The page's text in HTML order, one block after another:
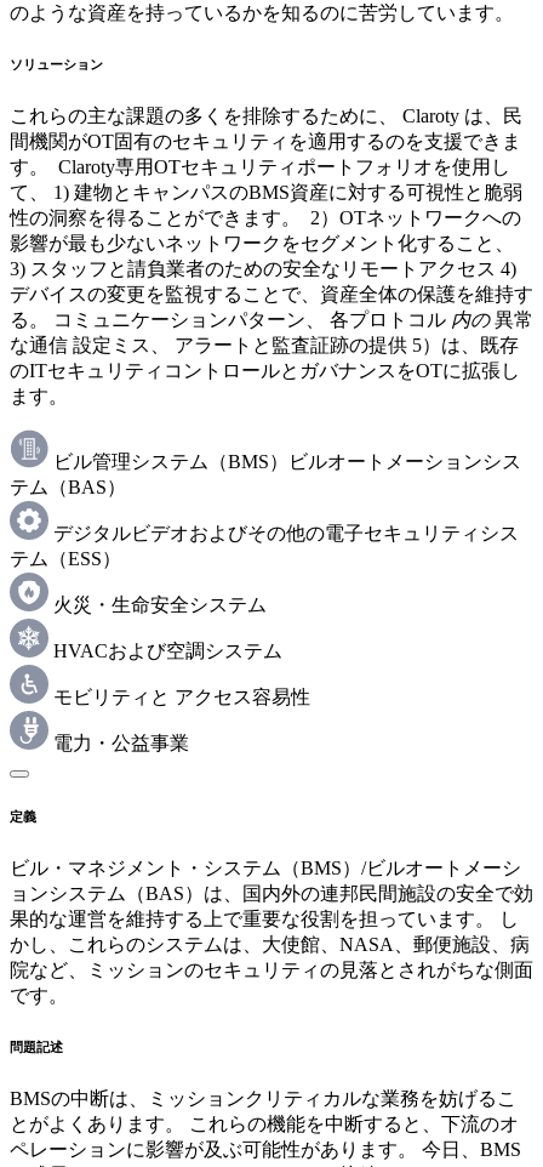
のような資産を持っているかを知るのに苦労しています。
ソリューション
これらの主な課題の多くを排除するために、 Claroty は、民
間機関がOT固有のセキュリティを適用するのを支援できま
す。 Claroty専用OTセキュリティポートフォリオを使用し
て、 1) 建物とキャンパスのBMS資産に対する可視性と脆弱
性の洞察を得ることができます。 2）OTネットワークへの
影響が最も少ないネットワークをセグメント化すること、
3) スタッフと請負業者のための安全なリモートアクセス 4)
デバイスの変更を監視することで、資産全体の保護を維持す
る。 コミュニケーションパターン、 各プロトコル 内の異常
な通信 設定ミス、 アラートと監査証跡の提供 5）は、既存
のITセキュリティコントロールとガバナンスをOTに拡張し
ます。
ビル管理システム（BMS）ビルオートメーションシス
テム（BAS）
デジタルビデオおよびその他の電子セキュリティシス
テム（ESS）
火災・生命安全システム
HVACおよび空調システム
モビリティと アクセス容易性
電力・公益事業
定義
ビル・マネジメント・システム（BMS）/ビルオートメーシ
ョンシステム（BAS）は、国内外の連邦民間施設の安全で効
果的な運営を維持する上で重要な役割を担っています。 し
かし、これらのシステムは、大使館、NASA、郵便施設、病
院など、ミッションのセキュリティの見落とされがちな側面
です。
問題記述
BMSの中断は、ミッションクリティカルな業務を妨げるこ
とがよくあります。 これらの機能を中断すると、下流のオ
ペレーションに影響が及ぶ可能性があります。 今日、BMS